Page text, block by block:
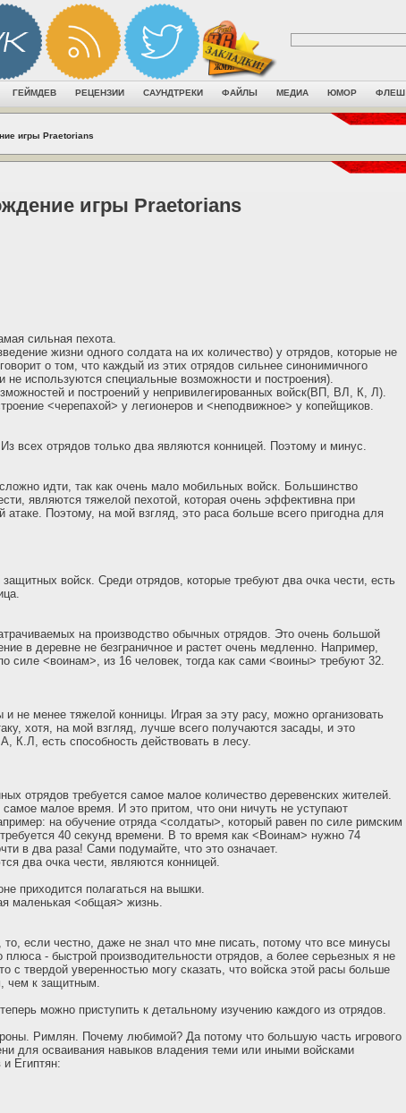
ГЕЙМДЕВ РЕЦЕНЗИИ САУНДТРЕКИ ФАЙЛЫ МЕДИА ЮМОР ФЛЕШ
игры Praetorians
игры Praetorians
сильная пехота.
жизни одного солдата на их количество) у отрядов, которые не
о том, что каждый из этих отрядов сильнее синонимичного
не используются специальные возможности и построения).
и построений у непривилегированных войск(ВП, ВЛ, К, Л).
<черепахой> у легионеров и <неподвижное> у копейщиков.
всех отрядов только два являются конницей. Поэтому и минус.
идти, так как очень мало мобильных войск. Большинство
являются тяжелой пехотой, которая очень эффективна при
атаке. Поэтому, на мой взгляд, это раса больше всего пригодна для
войск. Среди отрядов, которые требуют два очка чести, есть
на производство обычных отрядов. Это очень большой
в деревне не безграничное и растет очень медленно. Например,
силе <воинам>, из 16 человек, тогда как сами <воины> требуют 32.
не менее тяжелой конницы. Играя за эту расу, можно организовать
хотя, на мой взгляд, лучше всего получаются засады, и это
К.Л, есть способность действовать в лесу.
отрядов требуется самое малое количество деревенских жителей.
малое время. И это притом, что они ничуть не уступают
на обучение отряда <солдаты>, который равен по силе римским
40 секунд времени. В то время как <Воинам> нужно 74
в два раза! Сами подумайте, что это означает.
два очка чести, являются конницей.
приходится полагаться на вышки.
маленькая <общая> жизнь.
если честно, даже не знал что мне писать, потому что все минусы
плюса - быстрой производительности отрядов, а более серьезных я не
с твердой уверенностью могу сказать, что войска этой расы больше
чем к защитным.
можно приступить к детальному изучению каждого из отрядов.
Римлян. Почему любимой? Да потому что большую часть игрового
для осваивания навыков владения теми или иными войсками
Египтян: